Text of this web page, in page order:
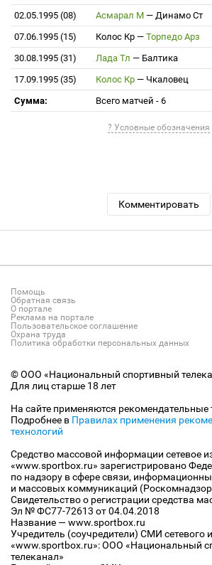
02.05.1995 (08)
Асмарал М — Динамо Ст
07.06.1995 (15)
Колос Кр — Торпедо Арз
30.08.1995 (31)
Лада Тл — Балтика
17.09.1995 (35)
Колос Кр — Чкаловец
Сумма:
Всего матчей - 6
? Условные обозначения
Комментировать
Помощь
Обратная связь
О портале
Реклама на портале
Пользовательское соглашение
Охрана труда
Политика обработки персональных данных
© ООО «Национальный спортивный
Для лиц старше 18 лет
На сайте применяются рекомендательные
Подробнее в Правилах применения
технологий
Средство массовой информации сетевое
«www.sportbox.ru» зарегистрировано
по надзору в сфере связи,
и массовых коммуникаций
Свидетельство о регистрации средства
Эл № ФС77-72613 от 04.04.2018
Название — www.sportbox.ru
Учредитель (соучредители) СМИ сетевого
«www.sportbox.ru»: ООО «Национальный
телеканал»